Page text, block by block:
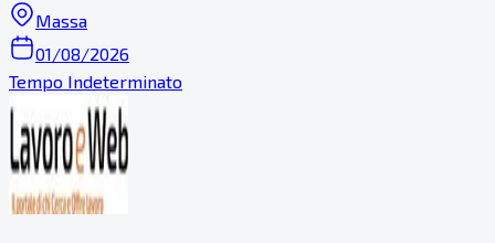
Massa
01/08/2026
Tempo Indeterminato